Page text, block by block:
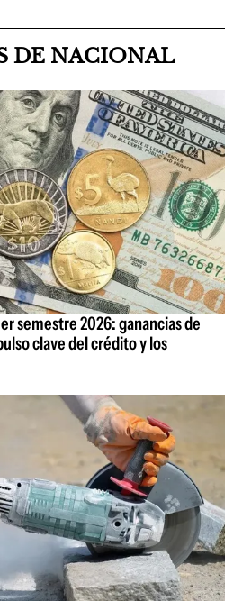
DE NACIONAL
semestre 2026: ganancias de
clave del crédito y los